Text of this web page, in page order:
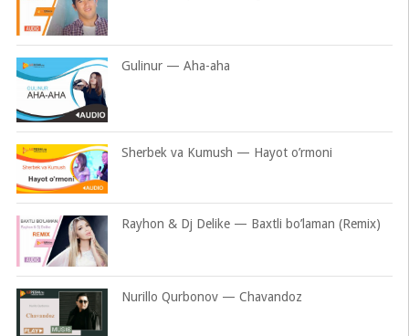
Gulinur — Aha-aha
Sherbek va Kumush — Hayot o’rmoni
Rayhon & Dj Delike — Baxtli bo’laman (Remix)
Nurillo Qurbonov — Chavandoz